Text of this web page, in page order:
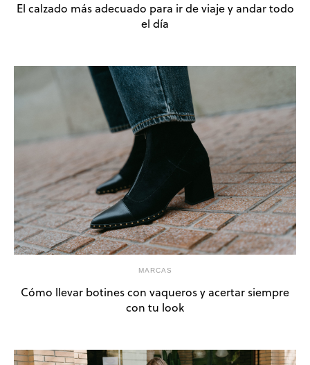
El calzado más adecuado para ir de viaje y andar todo
el día
MARCAS
Cómo llevar botines con vaqueros y acertar siempre
con tu look